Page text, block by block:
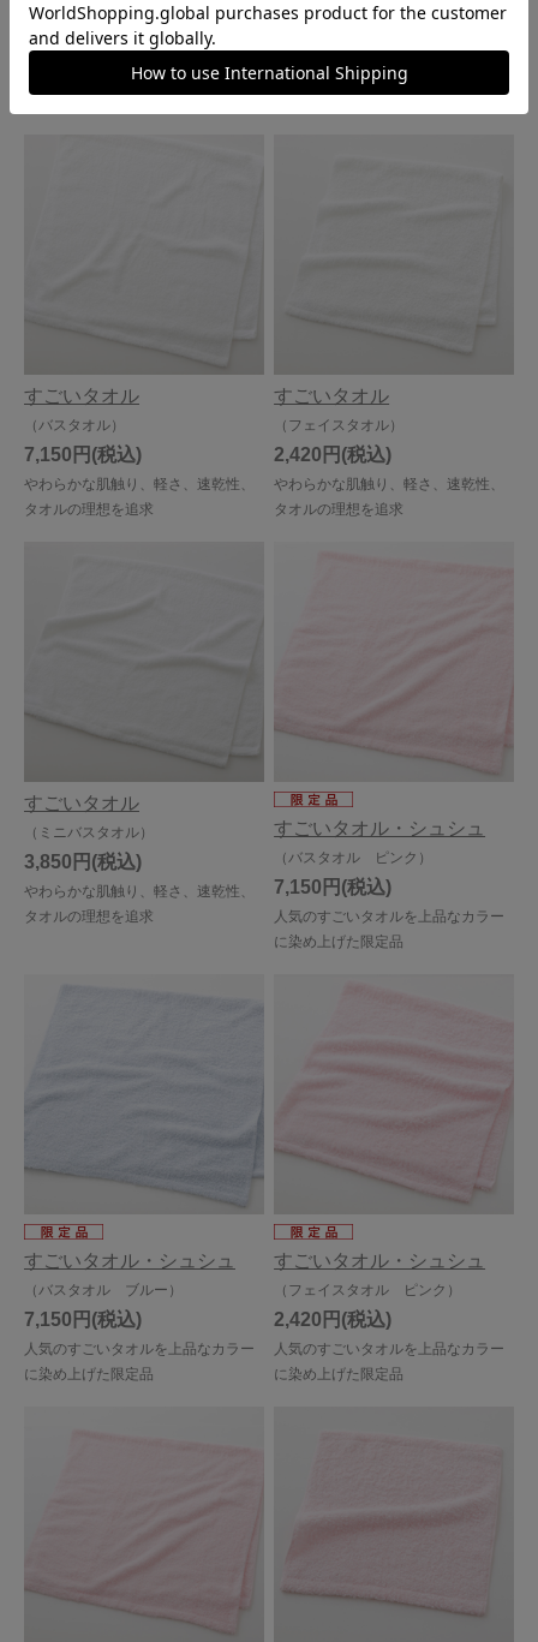
（ウォッシュタオル グレー）
人気のすごいタオルを上品なカラー
880円
（ウォッシュタオル）
やわらかな肌触り、軽さ、速乾性、
880円
すごいタオル
（バスタオル）
やわらかな肌触り、軽さ、速乾性、
タオルの理想を追求
7,150円
すごいタオル
（フェイスタオル）
やわらかな肌触り、軽さ、速乾性、
タオルの理想を追求
2,420円
すごいタオル
（ミニバスタオル）
やわらかな肌触り、軽さ、速乾性、
タオルの理想を追求
3,850円
すごいタオル・シュシュ
（バスタオル ピンク）
人気のすごいタオルを上品なカラー
に染め上げた限定品
7,150円
すごいタオル・シュシュ
（バスタオル ブルー）
人気のすごいタオルを上品なカラー
に染め上げた限定品
7,150円
すごいタオル・シュシュ
（フェイスタオル ピンク）
人気のすごいタオルを上品なカラー
に染め上げた限定品
2,420円